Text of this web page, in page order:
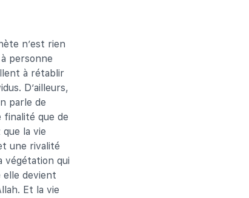
n’est rien
personne
à rétablir
D’ailleurs,
parle de
finalité que de
la vie
une rivalité
végétation qui
elle devient
Et la vie